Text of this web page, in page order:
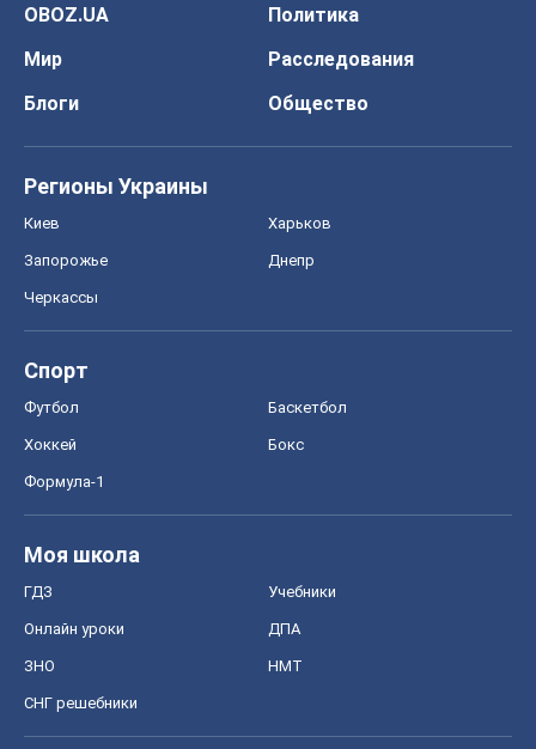
OBOZ.UA
Политика
Мир
Расследования
Блоги
Общество
Регионы Украины
Киев Харьков
Запорожье Днепр
Черкассы
Спорт
Футбол Баскетбол
Хоккей Бокс
Формула-1
Моя школа
ГДЗ Учебники
Онлайн уроки ДПА
ЗНО НМТ
СНГ решебники